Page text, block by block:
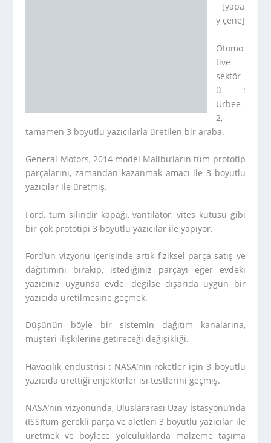
[yapa
y çene]
Otomo
tive
sektör
ü :
Urbee
2,
tamamen 3 boyutlu yazıcılarla üretilen bir araba.
General Motors, 2014 model Malibu’ların tüm prototip
parçalarını, zamandan kazanmak amacı ile 3 boyutlu
yazıcılar ile üretmiş.
Ford, tüm silindir kapağı, vantilatör, vites kutusu gibi
bir çok prototipi 3 boyutlu yazıcılar ile yapıyor.
Ford’un vizyonu içerisinde artık fiziksel parça satış ve
dağıtımını bırakıp, istediğiniz parçayı eğer evdeki
yazıcınız uygunsa evde, değilse dışarıda uygun bir
yazıcıda üretilmesine geçmek.
Düşünün böyle bir sistemin dağıtım kanalarına,
müşteri ilişkilerine getireceği değişikliği.
Havacılık endüstrisi : NASA’nın roketler için 3 boyutlu
yazıcıda ürettiği enjektörler ısı testlerini geçmiş.
NASA’nın vizyonunda, Uluslararası Uzay İstasyonu’nda
(ISS)tüm gerekli parça ve aletleri 3 boyutlu yazıcılar ile
üretmek ve böylece yolculuklarda malzeme taşıma